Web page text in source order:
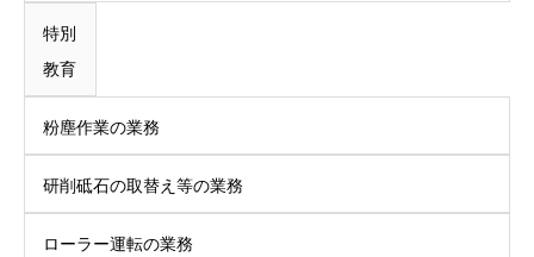
特別
教育
粉塵作業の業務
研削砥石の取替え等の業務
ローラー運転の業務